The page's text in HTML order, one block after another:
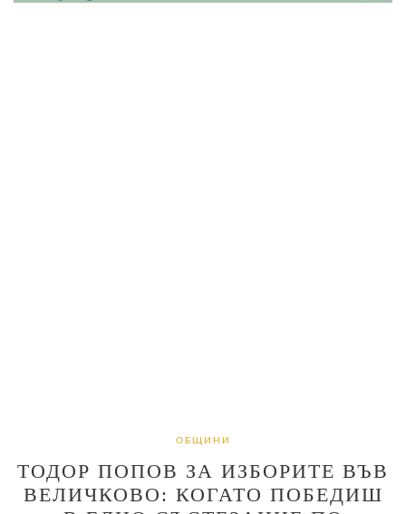
ОБЩИНИ
ТОДОР ПОПОВ ЗА ИЗБОРИТЕ ВЪВ
ВЕЛИЧКОВО: КОГАТО ПОБЕДИШ